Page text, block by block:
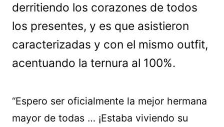
derritiendo los corazones de todos
los presentes, y es que asistieron
caracterizadas y con el mismo outfit,
acentuando la ternura al 100%.
“Espero ser oficialmente la mejor hermana
mayor de todas … ¡Estaba viviendo su